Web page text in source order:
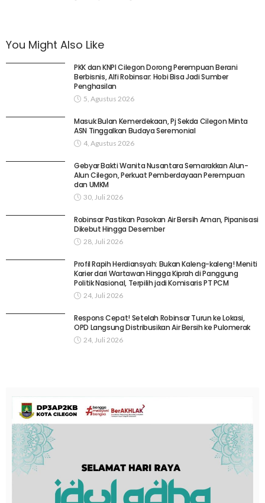
You Might Also Like
PKK dan KNPI Cilegon Dorong Perempuan Berani
Berbisnis, Alfi Robinsar: Hobi Bisa Jadi Sumber
Penghasilan
5, Agustus 2026
Masuk Bulan Kemerdekaan, Pj Sekda Cilegon Minta
ASN Tinggalkan Budaya Seremonial
4, Agustus 2026
Gebyar Bakti Wanita Nusantara Semarakkan Alun-
Alun Cilegon, Perkuat Pemberdayaan Perempuan
dan UMKM
30, Juli 2026
Robinsar Pastikan Pasokan Air Bersih Aman, Pipanisasi
Dikebut Hingga Desember
28, Juli 2026
Profil Rapih Herdiansyah: Bukan Kaleng-kaleng! Meniti
Karier dari Wartawan Hingga Kiprah di Panggung
Politik Nasional, Terpilih jadi Komisaris PT PCM
24, Juli 2026
Respons Cepat! Setelah Robinsar Turun ke Lokasi,
OPD Langsung Distribusikan Air Bersih ke Pulomerak
24, Juli 2026